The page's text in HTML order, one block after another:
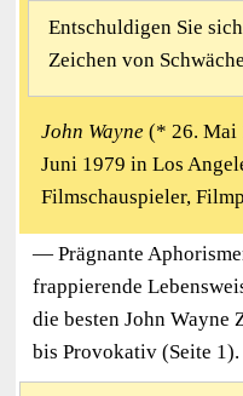
Entschuldigen Sie
Zeichen von
John Wayne(* 26. Mai
Juni 1979 in Los
Filmschauspieler,
— Prägnante
frappierende
die besten John
bis Provokativ (Seite 1).